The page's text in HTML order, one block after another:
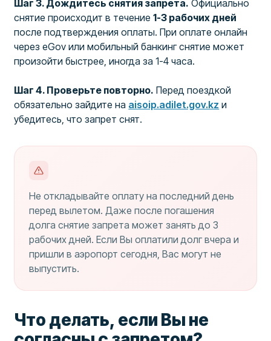
Шаг 3. Дождитесь снятия запрета. Официально
снятие происходит в течение1-3 рабочих дней
после подтверждения оплаты. При оплате онлайн
через eGov или мобильный банкинг снятие может
произойти быстрее, иногда за 1-4 часа.
Шаг 4. Проверьте повторно. Перед поездкой
обязательно зайдите на aisoip.adilet.gov.kz и
убедитесь, что запрет снят.
Не откладывайте оплату на последний день
перед вылетом. Даже после погашения
долга снятие запрета может занять до 3
рабочих дней. Если Вы оплатили долг вчера и
пришли в аэропорт сегодня, Вас могут не
выпустить.
Что делать, если Вы не